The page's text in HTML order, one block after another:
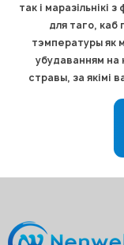
так і
для таго, каб
тэмпературы як
убудаванням на
стравы, за якімі